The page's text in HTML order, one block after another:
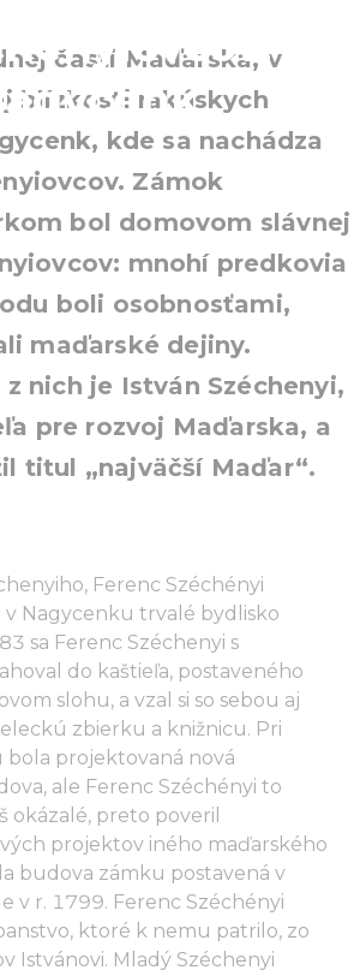
časti Maďarska, v
blízkosti rakúskych
kde sa nachádza
Zámok
bol domovom slávnej
mnohí predkovia
boli osobnosťami,
maďarské dejiny.
nich je István Széchenyi,
pre rozvoj Maďarska, a
titul „najväčší Maďar“.
Ferenc Széchényi
v Nagycenku trvalé bydlisko
sa Ferenc Széchenyi s
do kaštieľa, postaveného
slohu, a vzal si so sebou aj
zbierku a knižnicu. Pri
bola projektovaná nová
ale Ferenc Széchényi to
okázalé, preto poveril
projektov iného maďarského
budova zámku postavená v
v r. 1799. Ferenc Széchényi
ktoré k nemu patrilo, zo
Istvánovi. Mladý Széchenyi